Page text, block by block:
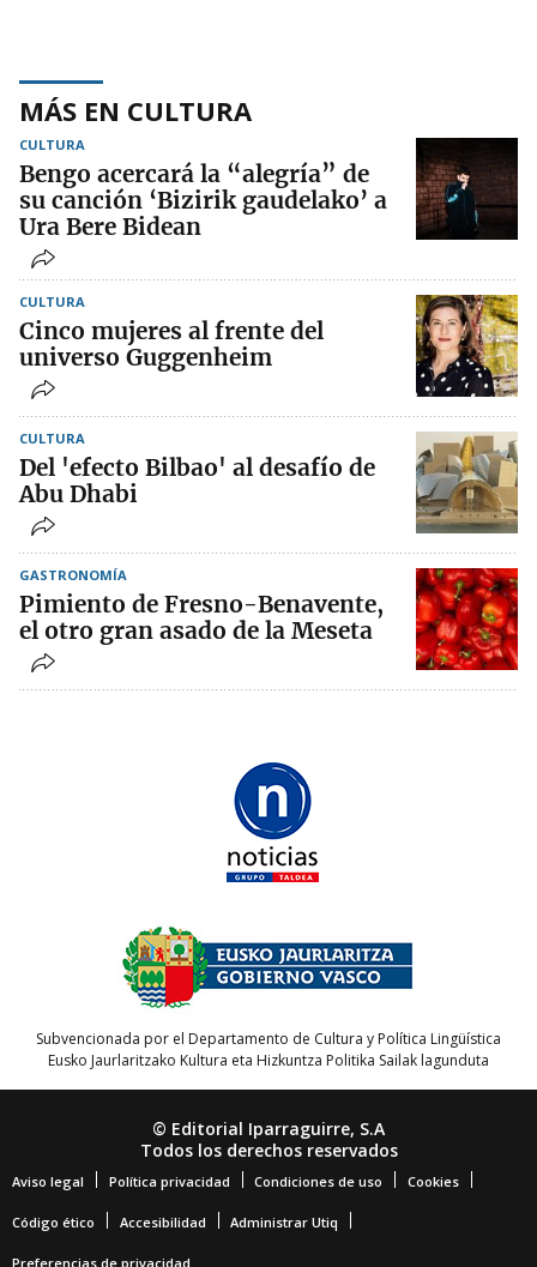
MÁS EN CULTURA
CULTURA
Bengo acercará la “alegría” de
su canción ‘Bizirik gaudelako’ a
Ura Bere Bidean
CULTURA
Cinco mujeres al frente del
universo Guggenheim
CULTURA
Del 'efecto Bilbao' al desafío de
Abu Dhabi
GASTRONOMÍA
Pimiento de Fresno-Benavente,
el otro gran asado de la Meseta
Subvencionada por el Departamento de Cultura y Política Lingüística
Eusko Jaurlaritzako Kultura eta Hizkuntza Politika Sailak lagunduta
© Editorial Iparraguirre, S.A
Todos los derechos reservados
Aviso legal Política privacidad Condiciones de uso Cookies
Código ético Accesibilidad Administrar Utiq
Preferencias de privacidad